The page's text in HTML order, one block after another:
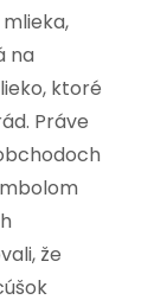
na
ktoré
Práve
že